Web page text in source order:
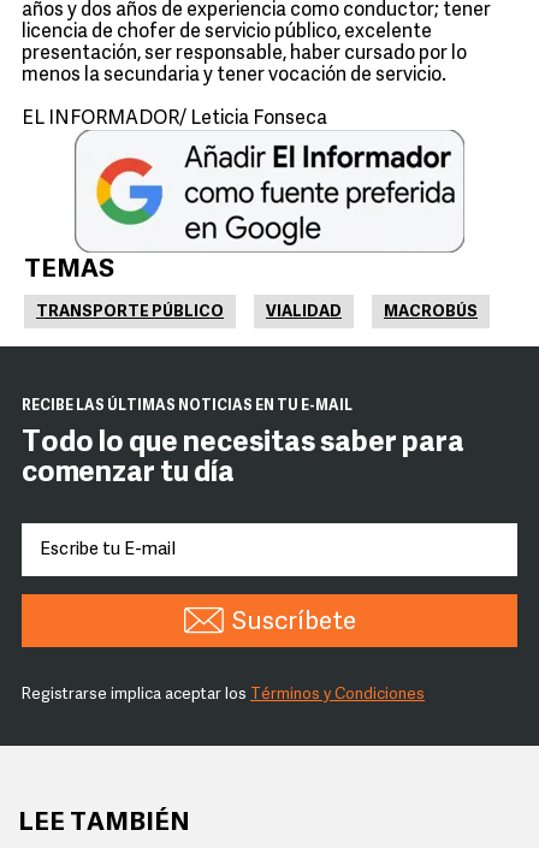
años y dos años de experiencia como conductor; tener
licencia de chofer de servicio público, excelente
presentación, ser responsable, haber cursado por lo
menos la secundaria y tener vocación de servicio.
EL INFORMADOR/ Leticia Fonseca
TEMAS
TRANSPORTE PÚBLICO VIALIDAD MACROBÚS
RECIBE LAS ÚLTIMAS NOTICIAS EN TU E-MAIL
Todo lo que necesitas saber para
comenzar tu día
Suscríbete
Registrarse implica aceptar los Términos y Condiciones
LEE TAMBIÉN